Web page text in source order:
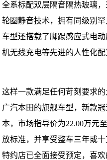
全系标配双层隔音隔热玻璃
轮圈静音技术，拥有同级别
车型还搭载了脚踢感应式电
机无线充电等先进的人性化配
这样一款满足任何苛刻要求
广汽本田的旗舰车型，新款
本，市场指导价为22.00万元
放标准，并享受整车三年或
特约店已全面接受预定，喜